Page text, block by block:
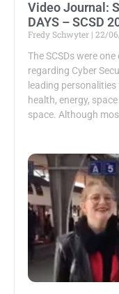
Video Journal:
DAYS – SCSD
Fredy Schwyter 22/
The SCSDs were
regarding Cyber
leading
health, energy,
space. Although